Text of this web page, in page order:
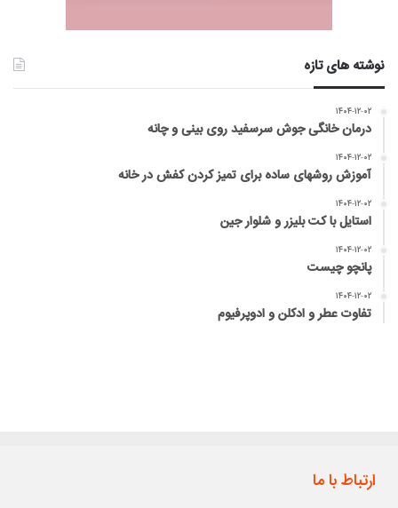
نوشته های تازه
۱۴۰۴-۱۲-۰۲
درمان خانگی جوش سرسفید روی بینی و چانه
۱۴۰۴-۱۲-۰۲
آموزش روشهای ساده برای تمیز کردن کفش در خانه
۱۴۰۴-۱۲-۰۲
استایل با کت بلیزر و شلوار جین
۱۴۰۴-۱۲-۰۲
پانچو چیست
۱۴۰۴-۱۲-۰۲
تفاوت عطر و ادکلن و ادوپرفیوم
ارتباط با ما